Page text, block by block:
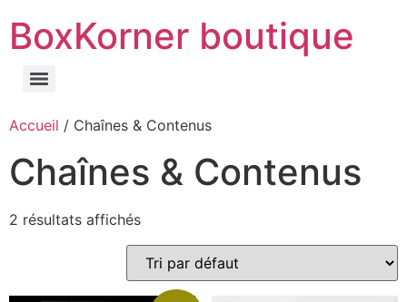
BoxKorner boutique
Accueil / Chaînes & Contenus
Chaînes & Contenus
2 résultats affichés